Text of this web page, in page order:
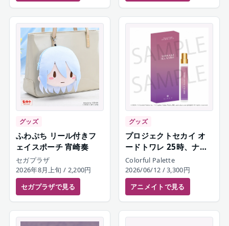
グッズ
ふわぷち リール付きフ
ェイスポーチ 宵崎奏
セガプラザ
2026年8月上旬 / 2,200円
セガプラザで見る
グッズ
プロジェクトセカイ オ
ードトワレ 25時、ナイ
トコードで。 宵崎奏
Colorful Palette
2026/06/12 / 3,300円
アニメイトで見る